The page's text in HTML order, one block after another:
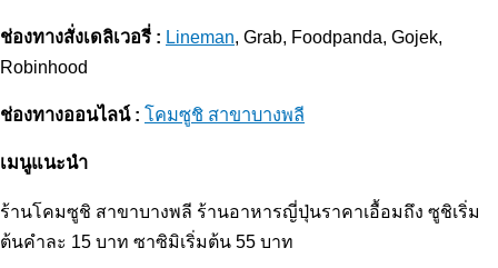
ช่องทางสั่งเดลิเวอรี่ : Lineman , Grab, Foodpanda, Gojek,
Robinhood
ช่องทางออนไลน์ : โคมซูชิ สาขาบางพลี
เมนูแนะนำ
ร้านโคมซูชิ สาขาบางพลี ร้านอาหารญี่ปุ่นราคาเอื้อมถึง ซูชิเริ่ม
ต้นคำละ 15 บาท ซาซิมิเริ่มต้น 55 บาท